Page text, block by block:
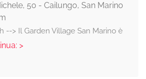
50 - Cailungo, San Marino
--> Il Garden Village San Marino è
>